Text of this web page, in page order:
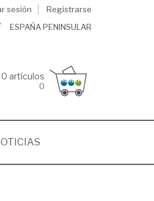
sesión
Registrarse
ESPAÑA PENINSULAR
0 artículos
0